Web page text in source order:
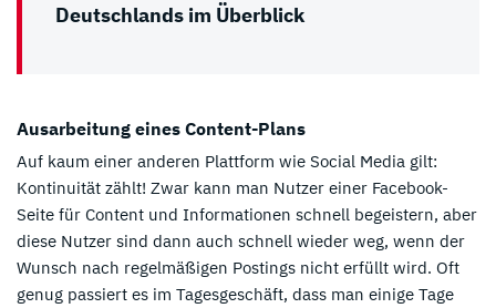
Deutschlands im Überblick
Ausarbeitung eines Content-Plans
Auf kaum einer anderen Plattform wie Social Media gilt:
Kontinuität zählt! Zwar kann man Nutzer einer Facebook-
Seite für Content und Informationen schnell begeistern, aber
diese Nutzer sind dann auch schnell wieder weg, wenn der
Wunsch nach regelmäßigen Postings nicht erfüllt wird. Oft
genug passiert es im Tagesgeschäft, dass man einige Tage